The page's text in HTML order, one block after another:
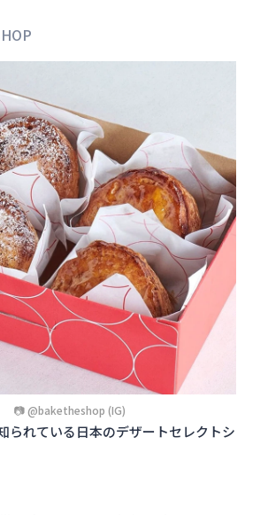
📷 @baketheshop (IG)
られている日本のデザートセレクトシ